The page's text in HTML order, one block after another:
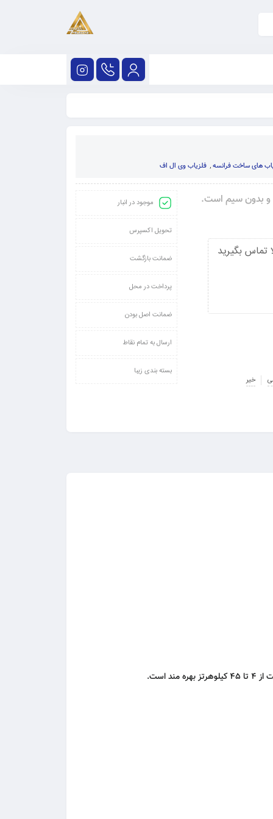
های ساخت فرانسه, فلزیاب وی ال اف
و بدون سیم است.
بگیرید
خیر
موجود در انبار
تحویل اکسپرس
ضمانت بازگشت
پرداخت در محل
ضمانت اصل بودن
ارسال به تمام نقاط
بسته بندی زیبا